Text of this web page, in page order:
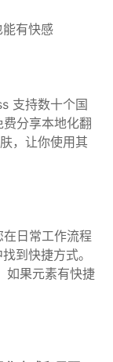
有快感
支持数十个国
分享本地化翻
，让你使用其
日常工作流程
到快捷方式。
如果元素有快捷